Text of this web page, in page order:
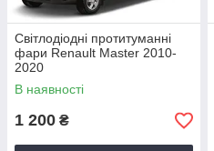
Світлодіодні протитуманні
фари Renault Master 2010-
2020
В наявності
1 200 ₴